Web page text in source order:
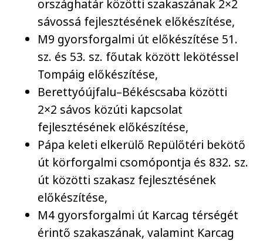
országhatár közötti szakaszának 2×2
sávossá fejlesztésének előkészítése,
M9 gyorsforgalmi út előkészítése 51.
sz. és 53. sz. főutak között lekötéssel
Tompáig előkészítése,
Berettyóújfalu–Békéscsaba közötti
2×2 sávos közúti kapcsolat
fejlesztésének előkészítése,
Pápa keleti elkerülő Repülőtéri bekötő
út körforgalmi csomópontja és 832. sz.
út közötti szakasz fejlesztésének
előkészítése,
M4 gyorsforgalmi út Karcag térségét
érintő szakaszának, valamint Karcag